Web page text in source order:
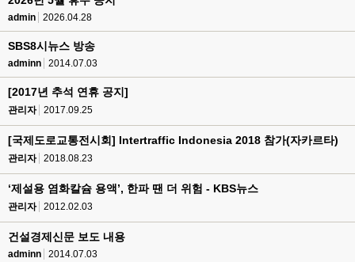
admin 2026.04.28
SBS8시뉴스 방송
adminn 2014.07.03
[2017년 추석 연휴 공지]
관리자 2017.09.25
[국제도로교통전시회] Intertraffic Indonesia 2018 참가(자카르타)
관리자 2018.08.23
‘제설용 염화칼슘 용액’, 한파 땐 더 위험 - KBS뉴스
관리자 2012.02.03
건설경제신문 보도 내용
adminn 2014.07.03